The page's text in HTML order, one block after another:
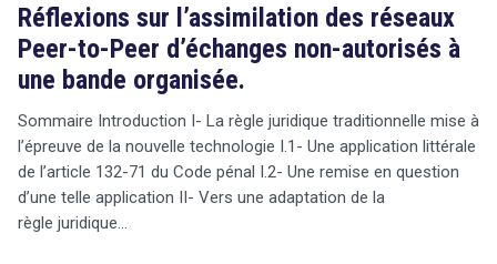
Réflexions sur l’assimilation des réseaux
Peer-to-Peer d’échanges non-autorisés à
une bande organisée.
Sommaire Introduction I- La règle juridique traditionnelle mise à
l’épreuve de la nouvelle technologie I.1- Une application littérale
de l’article 132-71 du Code pénal I.2- Une remise en question
d’une telle application II- Vers une adaptation de la
règle juridique…